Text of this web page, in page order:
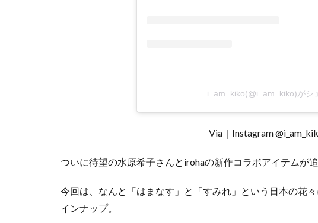
i_am_kiko(@i_am_kiko)がシ
Via｜Instagram
ついに待望の水原希子さんとirohaの新作コラボアイテムが追
今回は、なんと「はまなす」と「すみれ」という日本の花
インナップ。